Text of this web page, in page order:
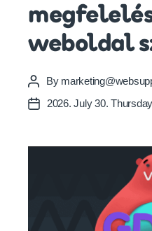
weboldal
Post
author
By
Post2026. July 30. Thursday